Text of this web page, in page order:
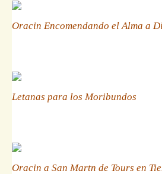
Oracin Encomendando el Alma a
Letanas para los Moribundos
Oracin a San Martn de Tours en